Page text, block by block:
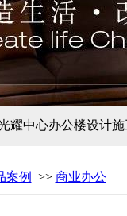
耀中心办公楼设计施
案例 >> 商业办公